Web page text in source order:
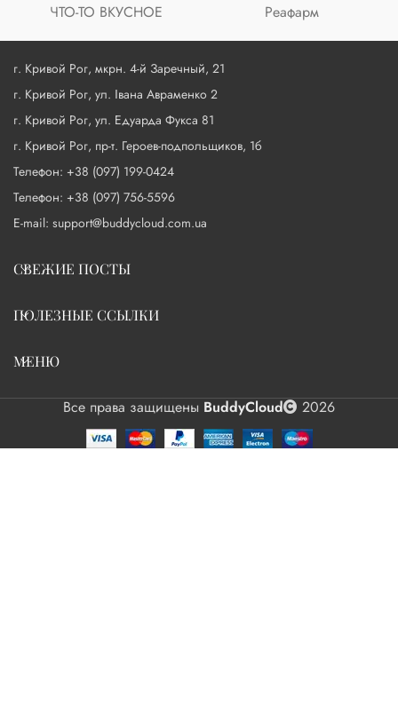
ЧТО-ТО ВКУСНОЕ Реафарм
г. Кривой Рог, мкрн. 4-й Заречный, 21
г. Кривой Рог, ул. Івана Авраменко 2
г. Кривой Рог, ул. Едуарда Фукса 81
г. Кривой Рог, пр-т. Героев-подпольщиков, 1б
Телефон: +38 (097) 199-0424
Телефон: +38 (097) 756-5596
E-mail: support@buddycloud.com.ua
СВЕЖИЕ ПОСТЫ
ПОЛЕЗНЫЕ ССЫЛКИ
МЕНЮ
Все права защищены BuddyCloud 2026